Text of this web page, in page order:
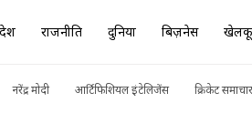
देश राजनीति दुनिया बिज़नेस
नरेंद्र मोदी आर्टिफिशियल इंटेलिजेंस क्रिकेट समाचार